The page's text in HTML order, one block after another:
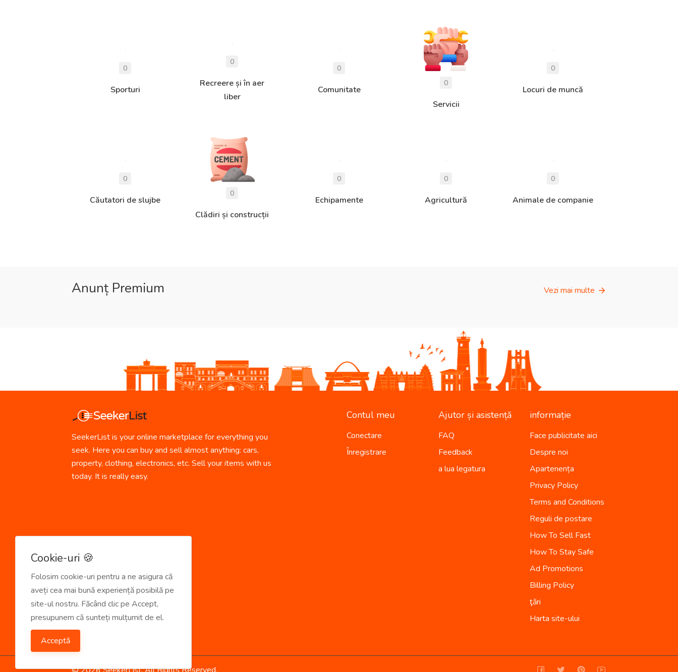
Sporturi
Recreere și în aer
liber
Comunitate
Servicii
Locuri de muncă
Căutatori de slujbe
Clădiri și construcții
Echipamente Agricultură Animale de companie
Anunț Premium Vezi mai multe
SeekerList is your online marketplace for everything you
seek. Here you can buy and sell almost anything: cars,
property, clothing, electronics, etc. Sell your items with us
today. It is really easy.
Contul meu
Conectare
Înregistrare
Ajutor și asistență
FAQ
Feedback
a lua legatura
informație
Face publicitate aici
Despre noi
Apartenența
Privacy Policy
Terms and Conditions
Reguli de postare
How To Sell Fast
How To Stay Safe
Ad Promotions
Billing Policy
ţări
Harta site-ului
Cookie-uri 🍪
Folosim cookie-uri pentru a ne asigura că
aveți cea mai bună experiență posibilă pe
site-ul nostru. Făcând clic pe Accept,
presupunem că sunteți mulțumit de el.
Acceptă